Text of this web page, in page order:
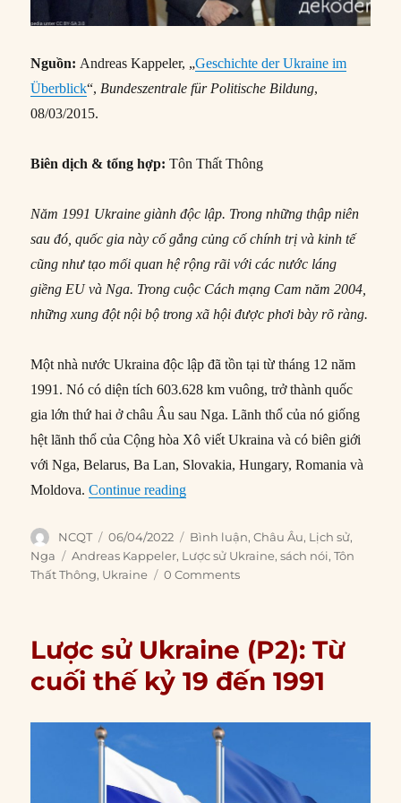
Nguồn: Andreas Kappeler, „Geschichte der Ukraine im
Überblick“, Bundeszentrale für Politische Bildung,
08/03/2015.
Biên dịch & tổng hợp:Tôn Thất Thông
Năm 1991 Ukraine giành độc lập. Trong những thập niên
sau đó, quốc gia này cố gắng củng cố chính trị và kinh tế
cũng như tạo mối quan hệ rộng rãi với các nước láng
giềng EU và Nga. Trong cuộc Cách mạng Cam năm 2004,
những xung đột nội bộ trong xã hội được phơi bày rõ ràng.
Một nhà nước Ukraina độc lập đã tồn tại từ tháng 12 năm
1991. Nó có diện tích 603.628 km vuông, trở thành quốc
gia lớn thứ hai ở châu Âu sau Nga. Lãnh thổ của nó giống
hệt lãnh thổ của Cộng hòa Xô viết Ukraina và có biên giới
với Nga, Belarus, Ba Lan, Slovakia, Hungary, Romania và
Moldova.Continue reading“Lược sử Ukraine (P3): Quốc gia
Author
NCQT
Posted
on
06/04/2022 Categories
Bình luận,Châu Âu, Lịch sử,
Nga
Tags
Andreas Kappeler, Lược sử Ukraine,sách nói,Tôn
Thất Thông, Ukraine 0 Comments
Lược sử Ukraine (P2): Từ
cuối thế kỷ 19 đến 1991